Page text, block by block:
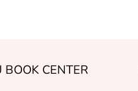
BOOK CENTER